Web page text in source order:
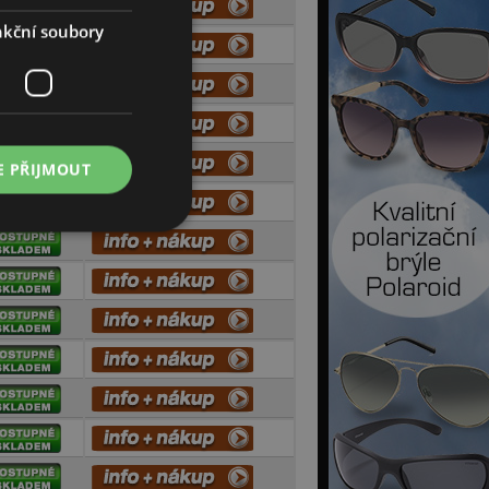
soubory
PŘIJMOUT